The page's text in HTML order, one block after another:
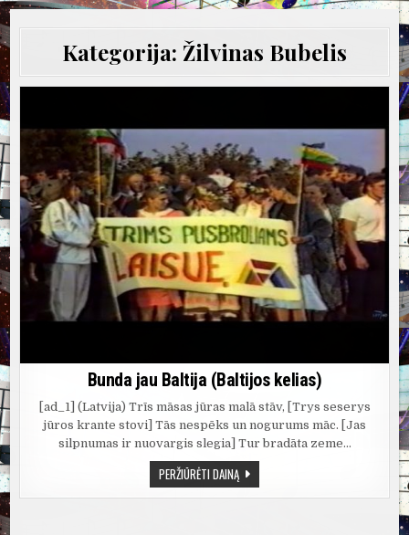
Kategorija: Žilvinas Bubelis
Bunda jau Baltija (Baltijos kelias)
[ad_1] (Latvija) Trīs māsas jūras malā stāv, [Trys seserys
jūros krante stovi] Tās nespēks un nogurums māc. [Jas
silpnumas ir nuovargis slegia] Tur bradāta zeme…
PERŽIŪRĖTI DAINĄBUNDA
JAU
BALTIJA